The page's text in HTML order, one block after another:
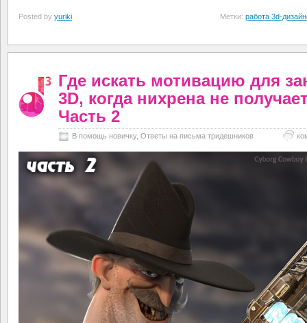
Posted by yuriki Метки: работа 3d-
Где искать мотивацию для
3D, когда нихрена не
Часть 2
В помощь новичку, Ответы на письма тридешников